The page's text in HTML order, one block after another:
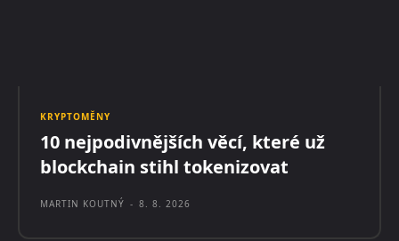
KRYPTOMĚNY
10 nejpodivnějších věcí, které už
blockchain stihl tokenizovat
MARTIN KOUTNÝ - 8. 8. 2026